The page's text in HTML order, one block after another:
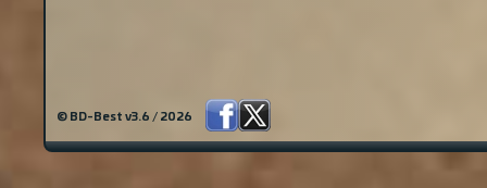
© BD-Best v3.6 / 2026